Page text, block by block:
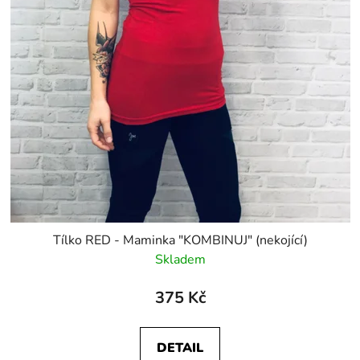
Tílko RED - Maminka "KOMBINUJ" (nekojící)
Skladem
375 Kč
DETAIL